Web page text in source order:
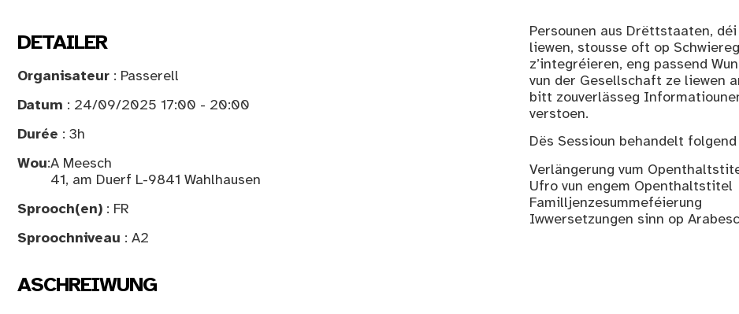
DETAILER
Organisateur : Passerell
Datum : 24/09/2025 17:00 - 20:00
Durée : 3h
Wou:A Meesch
41, am Duerf L-9841 Wahlhausen
Sprooch(en) : FR
Sproochniveau : A2
ASCHREIWUNG
Persounen aus Drëttstaaten,
liewen, stousse oft op
z’integréieren, eng passend
vun der Gesellschaft ze liewen
bitt zouverlässeg
verstoen.
Dës Sessioun behandelt
Verlängerung vum
Ufro vun engem Openthaltstitel
Familljenzesummeféierung
Iwwersetzungen sinn op